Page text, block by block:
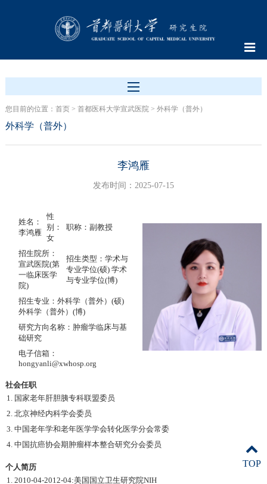
您目前的位置： 首页> 首都医科大学宣武医院> 外科学（普外）
外科学（普外）
李鸿雁
发布时间：2025-07-15
姓名：
李鸿雁
性
别：
女
职称：副教授
招生院所：
宣武医院(第
一临床医学
院)
招生类型：学术与
专业学位(硕) 学术
与专业学位(博)
招生专业：外科学（普外）(硕)
外科学（普外）(博)
研究方向名称：肿瘤学临床与基
础研究
电子信箱：
hongyanli@xwhosp.org
社会任职
1. 国家老年肝胆胰专科联盟委员
2. 北京神经内科学会委员
3. 中国老年学和老年医学学会转化医学分会常委
4. 中国抗癌协会期肿瘤样本整合研究分会委员
个人简历
1. 2010-04-2012-04:美国国立卫生研究院NIH
TOP